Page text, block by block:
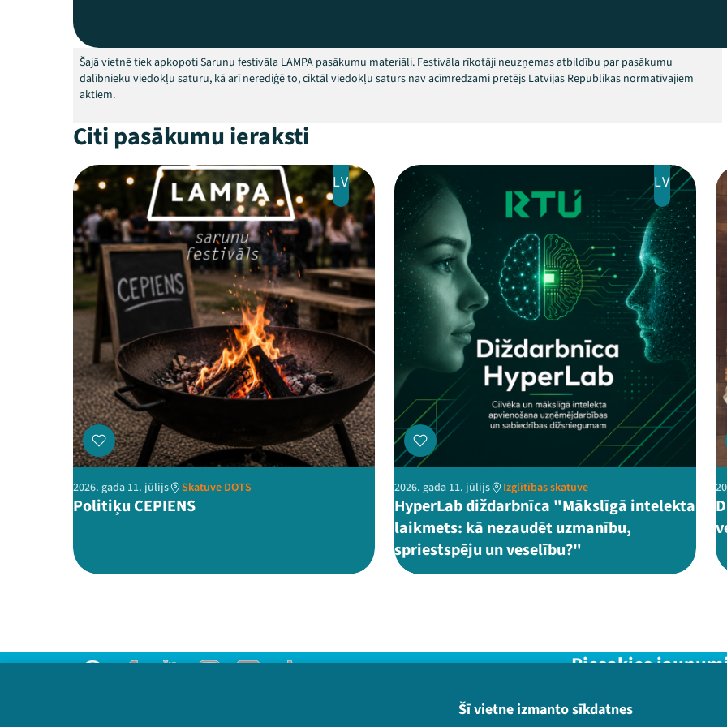
Šī vietne izmanto sīkdatnes
Šajā vietnē tiek apkopoti Sarunu festivāla LAMPA pasākumu materiāli. Festivāla rīkotāji neuzņemas atbildību par pasākumu
dalībnieku viedokļu saturu, kā arī nerediģē to, ciktāl viedokļu saturs nav acīmredzami pretējs Latvijas Republikas normatīvajiem
aktiem.
Citi pasākumu ieraksti
LV
2026. gada 11. jūlijs Skatuve DOTS
Politiķu CEPIENS
LV
2026. gada 11. jūlijs Izglītības skatuve
HyperLab diždarbnīca "Mākslīgā intelekta
laikmets: kā nezaudēt uzmanību,
spriestspēju un veselību?"
Piesakies
Nepalaid garām aktuālāko